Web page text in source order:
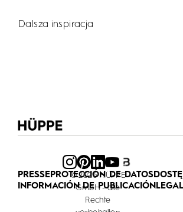
Dalsza inspiracja
PRESSEPROTECCIÓN DE DATOS
INFORMACIÓN DE PUBLICACIÓN LEGAL
© 2026 HÜPPE
GmbH - alle
Rechte